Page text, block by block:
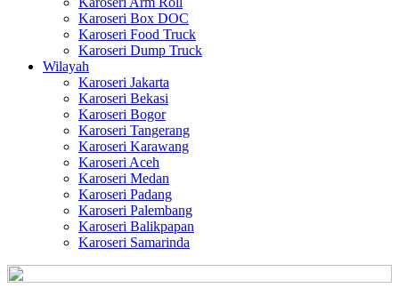
Karoseri Box DOC
Karoseri Food Truck
Karoseri Dump Truck
Wilayah
Karoseri Jakarta
Karoseri Bekasi
Karoseri Bogor
Karoseri Tangerang
Karoseri Karawang
Karoseri Aceh
Karoseri Medan
Karoseri Padang
Karoseri Palembang
Karoseri Balikpapan
Karoseri Samarinda